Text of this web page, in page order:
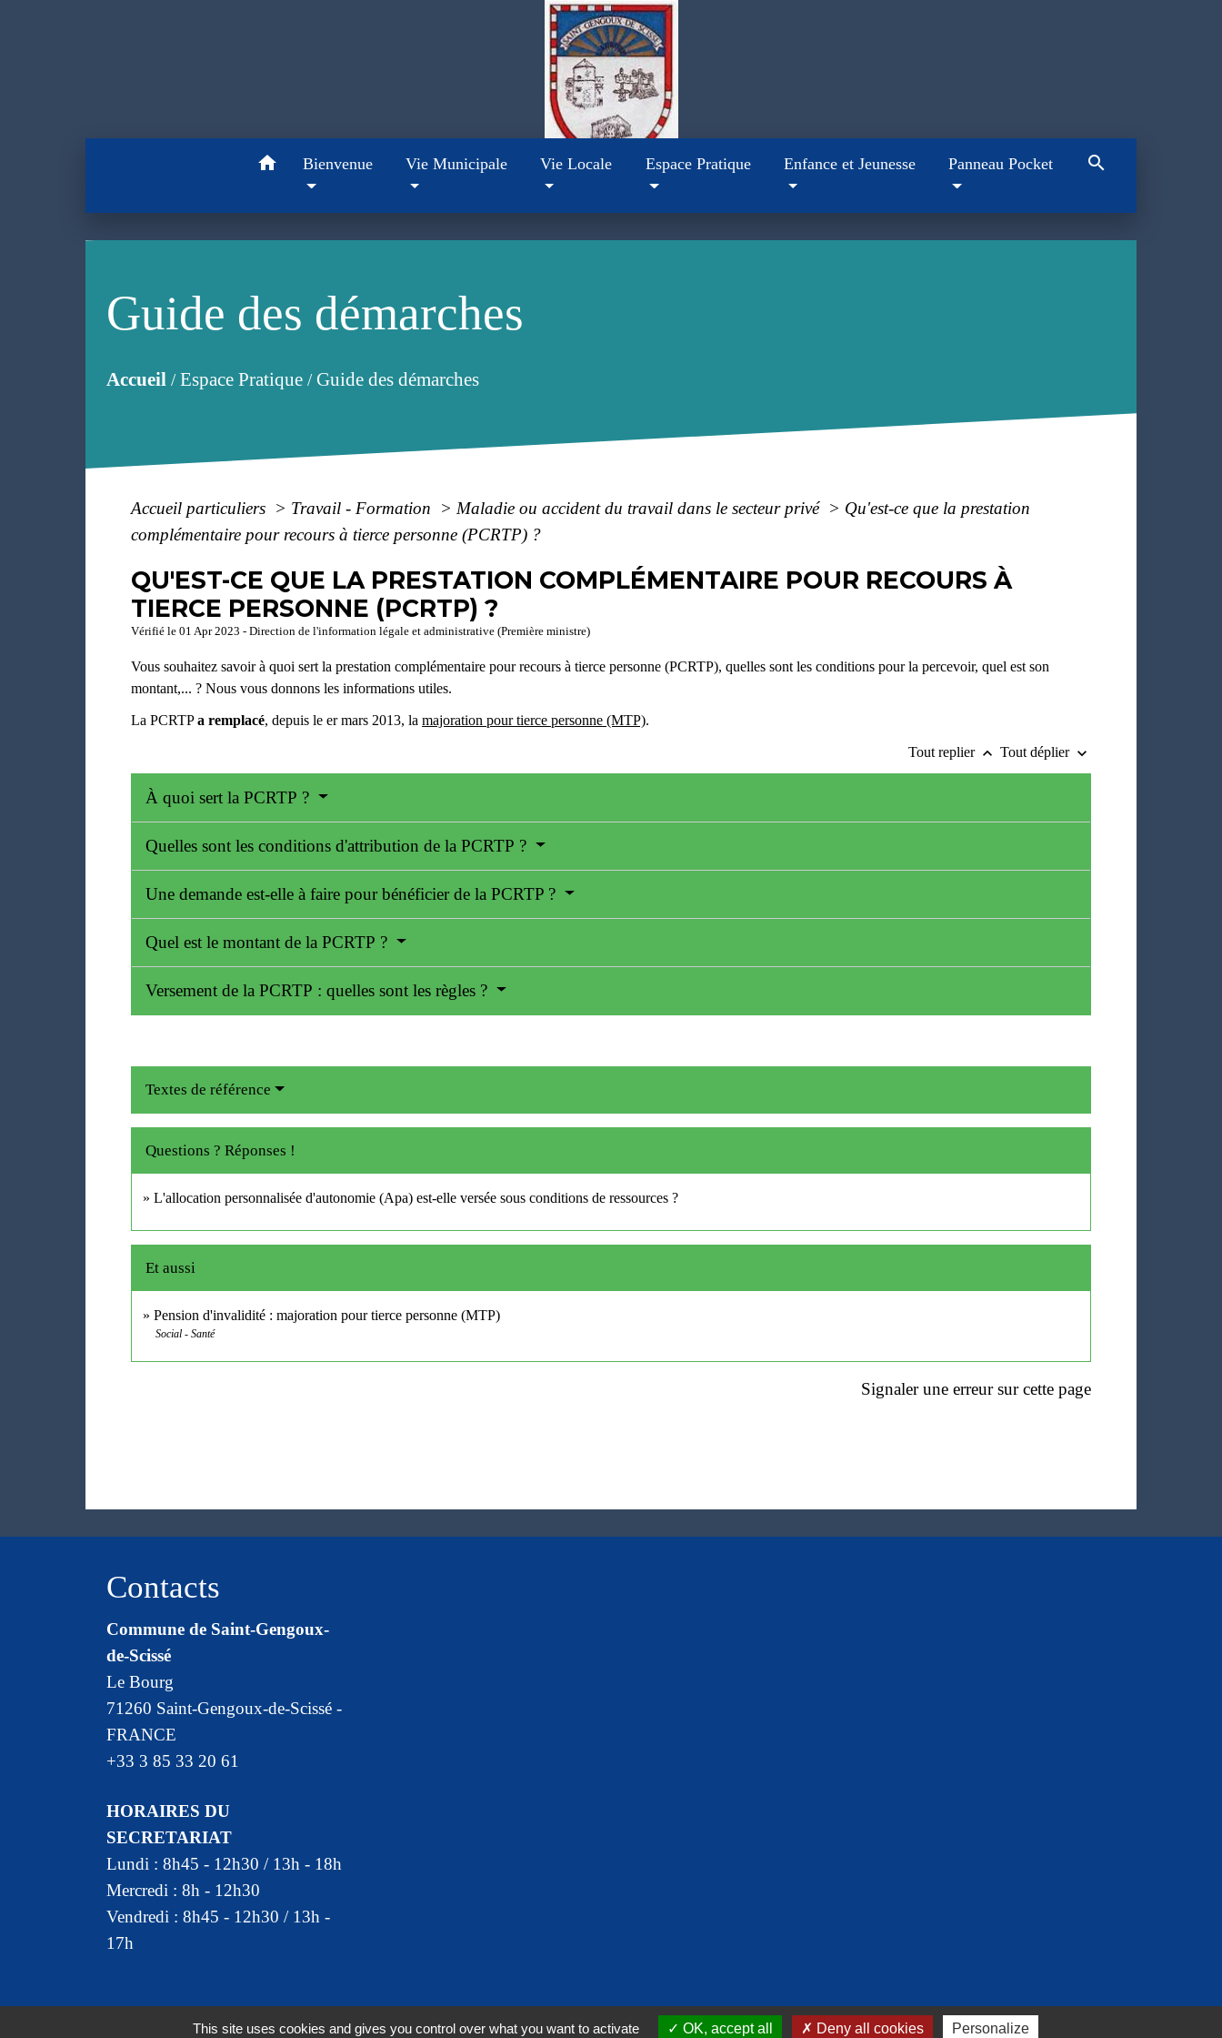
home Bienvenue Vie Municipale Vie Locale Espace Pratique Enfance et Jeunesse Panneau Pocket search
Guide des démarches
Accueil/Espace Pratique/Guide des démarches
Accueil particuliers > Travail - Formation > Maladie ou accident du travail dans le secteur privé > Qu'est-ce que la prestation
complémentaire pour recours à tierce personne (PCRTP) ?
QU'EST-CE QUE LA PRESTATION COMPLÉMENTAIRE POUR RECOURS À
TIERCE PERSONNE (PCRTP) ?
Vérifié le 01 Apr 2023 - Direction de l'information légale et administrative (Première ministre)
Vous souhaitez savoir à quoi sert la prestation complémentaire pour recours à tierce personne (PCRTP), quelles sont les conditions pour la percevoir, quel est son
montant,... ? Nous vous donnons les informations utiles.
La PCRTPa remplacé, depuis leermars 2013, lamajoration pour tierce personne (MTP).
Tout replier keyboard_arrow_up Tout déplier keyboard_arrow_down
À quoi sert la PCRTP ?
Quelles sont les conditions d'attribution de la PCRTP ?
Une demande est-elle à faire pour bénéficier de la PCRTP ?
Quel est le montant de la PCRTP ?
Versement de la PCRTP : quelles sont les règles ?
Textes de référence
Questions ? Réponses !
L'allocation personnalisée d'autonomie (Apa) est-elle versée sous conditions de ressources ?
Et aussi
Pension d'invalidité : majoration pour tierce personne (MTP)
Social - Santé
Signaler une erreur sur cette page
Contacts
Commune de Saint-Gengoux-
de-Scissé
Le Bourg
71260 Saint-Gengoux-de-Scissé -
FRANCE
+33 3 85 33 20 61
HORAIRES DU
SECRETARIAT
Lundi : 8h45 - 12h30 / 13h - 18h
Mercredi : 8h - 12h30
Vendredi : 8h45 - 12h30 / 13h -
17h
Mentions légales - Politique de confidentialité - Accessibilité - Plan du site Gestion des cookies
This site uses cookies and gives you control over what you want to activate OK, accept all Deny all cookies Personalize